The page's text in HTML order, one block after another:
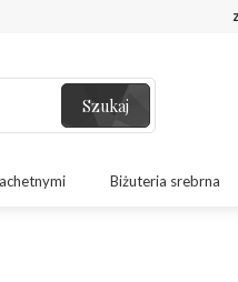
Szukaj
Biżuteria srebrna